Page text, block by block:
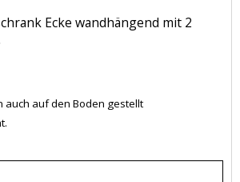
Ecke wandhängend mit 2
auch auf den Boden gestellt